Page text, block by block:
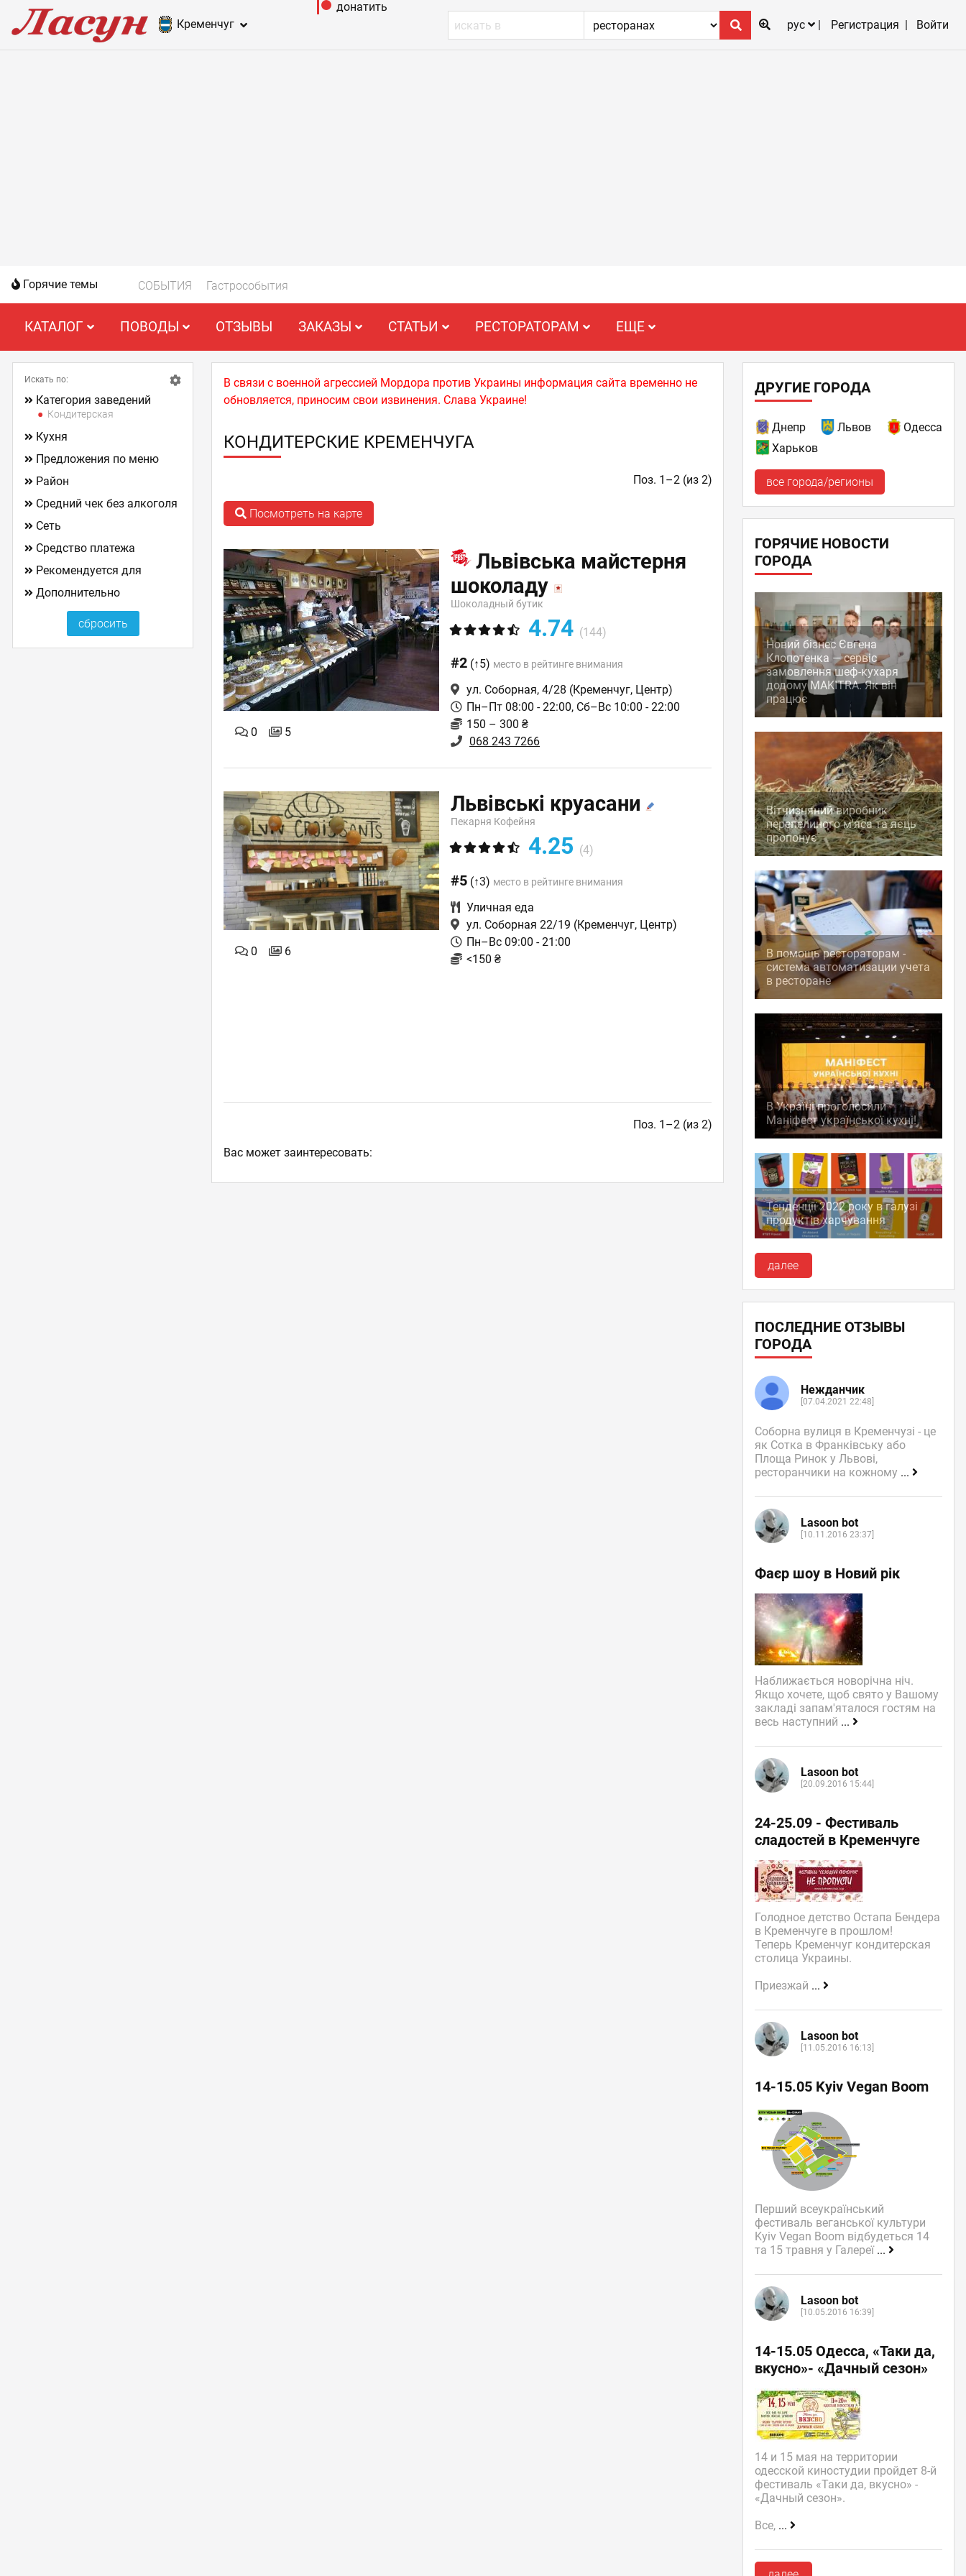
Кременчуг
донатить
рус
Регистрация Войти
Горячие темы СОБЫТИЯ Гастрособытия
КАТАЛОГ ПОВОДЫ ОТЗЫВЫ ЗАКАЗЫ СТАТЬИ РЕСТОРАТОРАМ ЕЩЕ
В связи с военной агрессией Мордора против Украины информация сайта временно не
обновляется, приносим свои извинения. Слава Украине!
КОНДИТЕРСКИЕ КРЕМЕНЧУГА
Поз. 1–2 (из 2)
Посмотреть на карте
0 5
Львівська майстерня
шоколаду
Шоколадный бутик
4.74 (144)
#2 (↑5) место в рейтинге внимания
ул. Соборная, 4/28 (Кременчуг, Центр)
Пн–Пт 08:00 - 22:00, Сб–Вс 10:00 - 22:00
150 – 300 ₴
068 243 7266
0 6
Львівські круасани
Пекарня Кофейня
4.25 (4)
#5 (↑3) место в рейтинге внимания
Уличная еда
ул. Соборная 22/19 (Кременчуг, Центр)
Пн–Вс 09:00 - 21:00
<150 ₴
Поз. 1–2 (из 2)
Искать по:
Категория заведений
Кондитерская
Кухня
Предложения по меню
Район
Средний чек без алкоголя
Сеть
Средство платежа
Рекомендуется для
Дополнительно
Ваc может заинтересовать:
ДРУГИЕ ГОРОДА
Днепр Львов
Одесса
Харьков
все города/регионы
ГОРЯЧИЕ НОВОСТИ
ГОРОДА
Новий бізнес Євгена
Клопотенка — сервіс
замовлення шеф-кухаря
додому MAKITRA. Як він
працює
Вітчизняний виробник
перепелиного м'яса та яєць
пропонує
В помощь рестораторам -
система автоматизации учета
в ресторане
В Україні проголосили
Маніфест української кухні!
Тенденції 2022 року в галузі
продуктів харчування
далее
ПОСЛЕДНИЕ ОТЗЫВЫ
ГОРОДА
Нежданчик
[07.04.2021 22:48]
Соборна вулиця в Кременчузі - це
як Сотка в Франківську або
Площа Ринок у Львові,
ресторанчики на кожному ...
Lasoon bot
[10.11.2016 23:37]
Фаєр шоу в Новий рік
Наближається новорічна ніч.
Якщо хочете, щоб свято у Вашому
закладі запам'яталося гостям на
весь наступний ...
Lasoon bot
[20.09.2016 15:44]
24-25.09 - Фестиваль
сладостей в Кременчуге
Голодное детство Остапа Бендера
в Кременчуге в прошлом!
Теперь Кременчуг кондитерская
столица Украины.
Приезжай ...
Lasoon bot
[11.05.2016 16:13]
14-15.05 Kyiv Vegan Boom
Перший всеукраїнський
фестиваль веганської культури
Kyiv Vegan Boom відбудеться 14
та 15 травня у Галереї ...
Lasoon bot
[10.05.2016 16:39]
14-15.05 Одесса, «Таки да,
вкусно»- «Дачный сезон»
14 и 15 мая на территории
одесской киностудии пройдет 8-й
фестиваль «Таки да, вкусно» -
«Дачный сезон».
Все, ...